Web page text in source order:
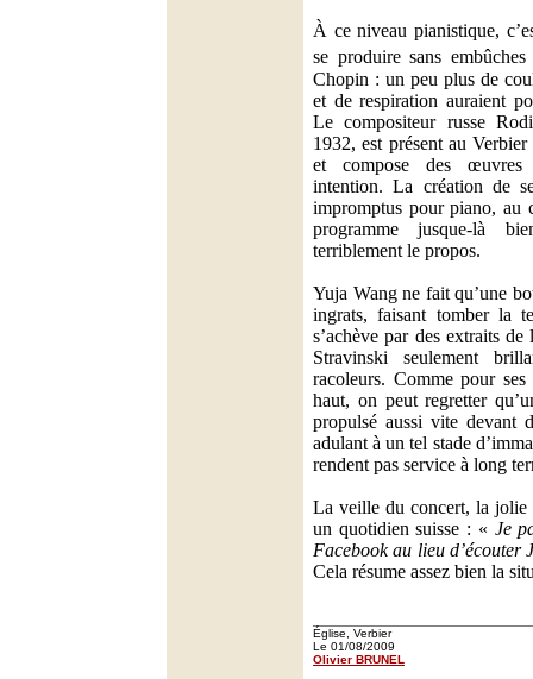
À ce niveau pianistique,
se produire sans
Chopin : un peu plus de
et de respiration auraient
Le compositeur russe
1932, est présent au
et compose des œuvres
intention. La création de
impromptus pour piano, au
programme jusque-là
terriblement le propos.
Yuja Wang ne fait qu’une
ingrats, faisant tomber la
s’achève par des extraits
Stravinski seulement
racoleurs. Comme pour
haut, on peut regretter
propulsé aussi vite devant
adulant à un tel stade
rendent pas service à long
La veille du concert, la jolie
un quotidien suisse : « Je
Facebook au lieu d’écouter
Cela résume assez bien la
Église, Verbier
Le 01/08/2009
Olivier BRUNEL